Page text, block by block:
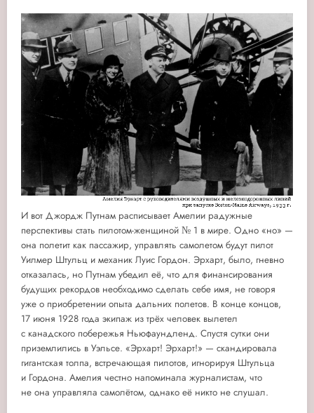
И вот Джордж Путнам расписывает Амелии радужные
перспективы стать пилотом-женщиной № 1 в мире. Одно «но» —
она полетит как пассажир, управлять самолетом будут пилот
Уилмер Штульц и механик Луис Гордон. Эрхарт, было, гневно
отказалась, но Путнам убедил её, что для финансирования
будущих рекордов необходимо сделать себе имя, не говоря
уже о приобретении опыта дальних полетов. В конце концов,
17 июня 1928 года экипаж из трёх человек вылетел
с канадского побережья Ньюфаундленд. Спустя сутки они
приземлились в Уэльсе. «Эрхарт! Эрхарт!» — скандировала
гигантская толпа, встречающая пилотов, игнорируя Штульца
и Гордона. Амелия честно напоминала журналистам, что
не она управляла самолётом, однако её никто не слушал.